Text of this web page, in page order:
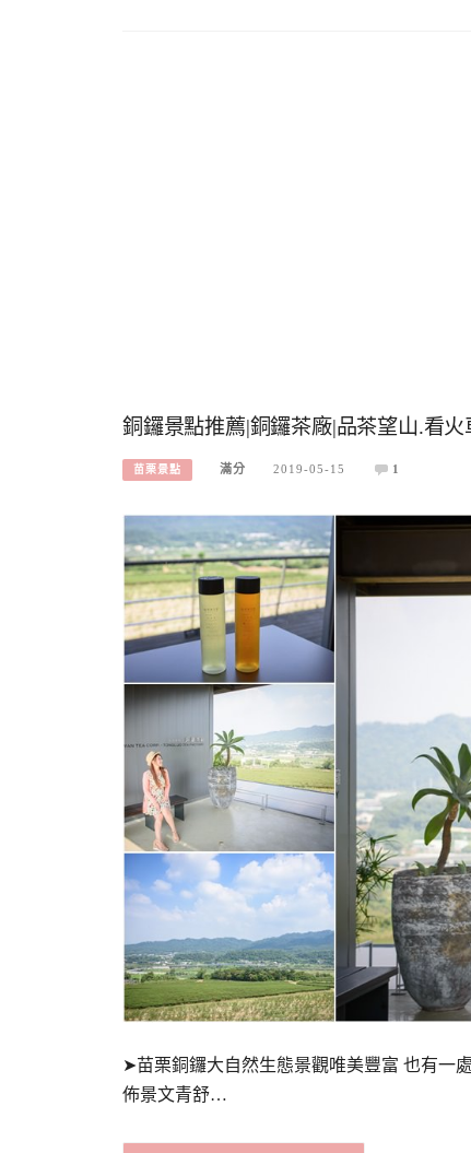
銅鑼景點推薦|銅鑼茶廠|品茶望山.看
苗栗景點 滿分 2019-05-15 1
➤苗栗銅鑼大自然生態景觀唯美豐富 也有一
佈景文青舒…